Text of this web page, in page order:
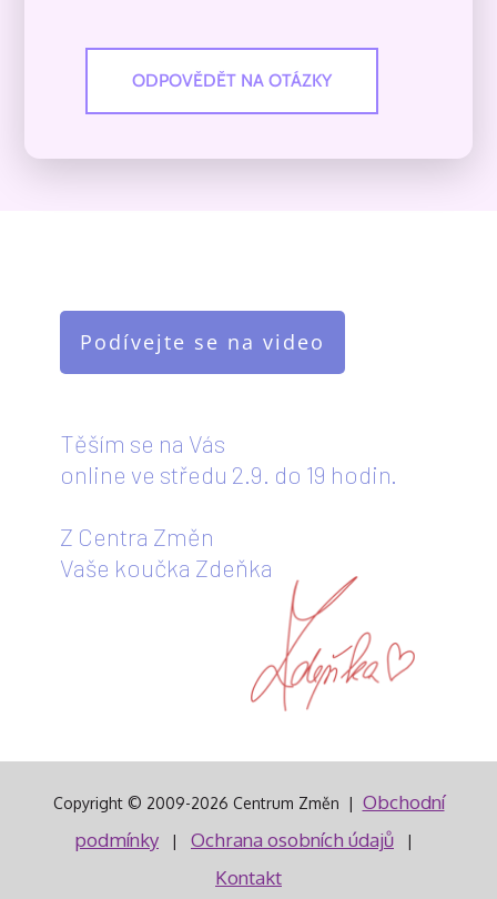
ODPOVĚDĚT NA OTÁZKY
Podívejte se na video
Těším se na Vás
online ve středu 2.9. do 19 hodin.
Z Centra Změn
Vaše koučka Zdeňka
Copyright © 2009-2026 Centrum Změn | Obchodní
podmínky | Ochrana osobních údajů |
Kontakt